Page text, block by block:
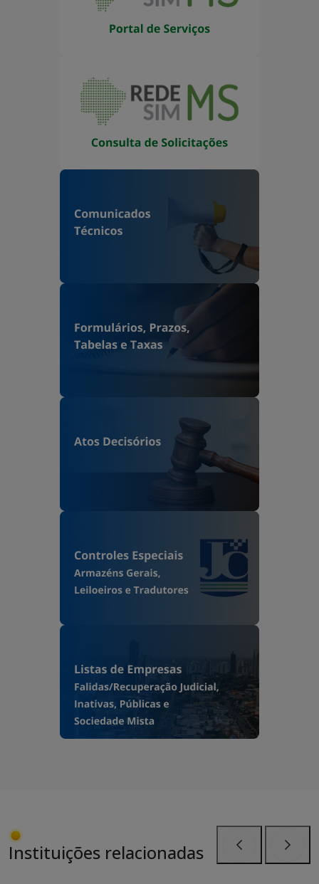
Instituições relacionadas